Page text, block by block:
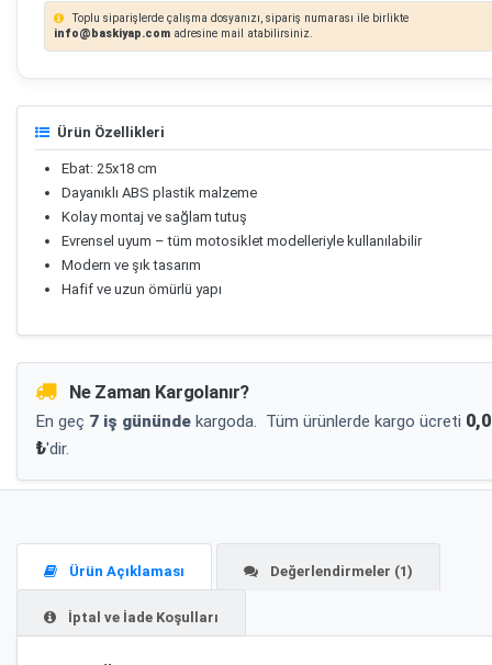
Toplu siparişlerde çalışma dosyanızı, sipariş numarası ile birlikte
info@baskiyap.com adresine mail atabilirsiniz.
Ürün Özellikleri
Ebat: 25x18 cm
Dayanıklı ABS plastik malzeme
Kolay montaj ve sağlam tutuş
Evrensel uyum – tüm motosiklet modelleriyle kullanılabilir
Modern ve şık tasarım
Hafif ve uzun ömürlü yapı
Ne Zaman Kargolanır?
En geç 7 iş gününde kargoda. Tüm ürünlerde kargo ücreti
₺'dir.
Ürün Açıklaması Değerlendirmeler (1)
İptal ve İade Koşulları